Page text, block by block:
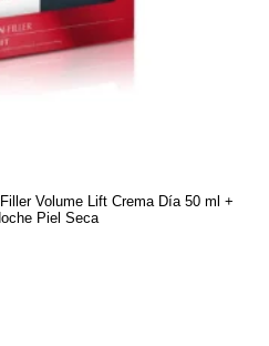
Volume Lift Crema Día 50 ml +
Piel Seca